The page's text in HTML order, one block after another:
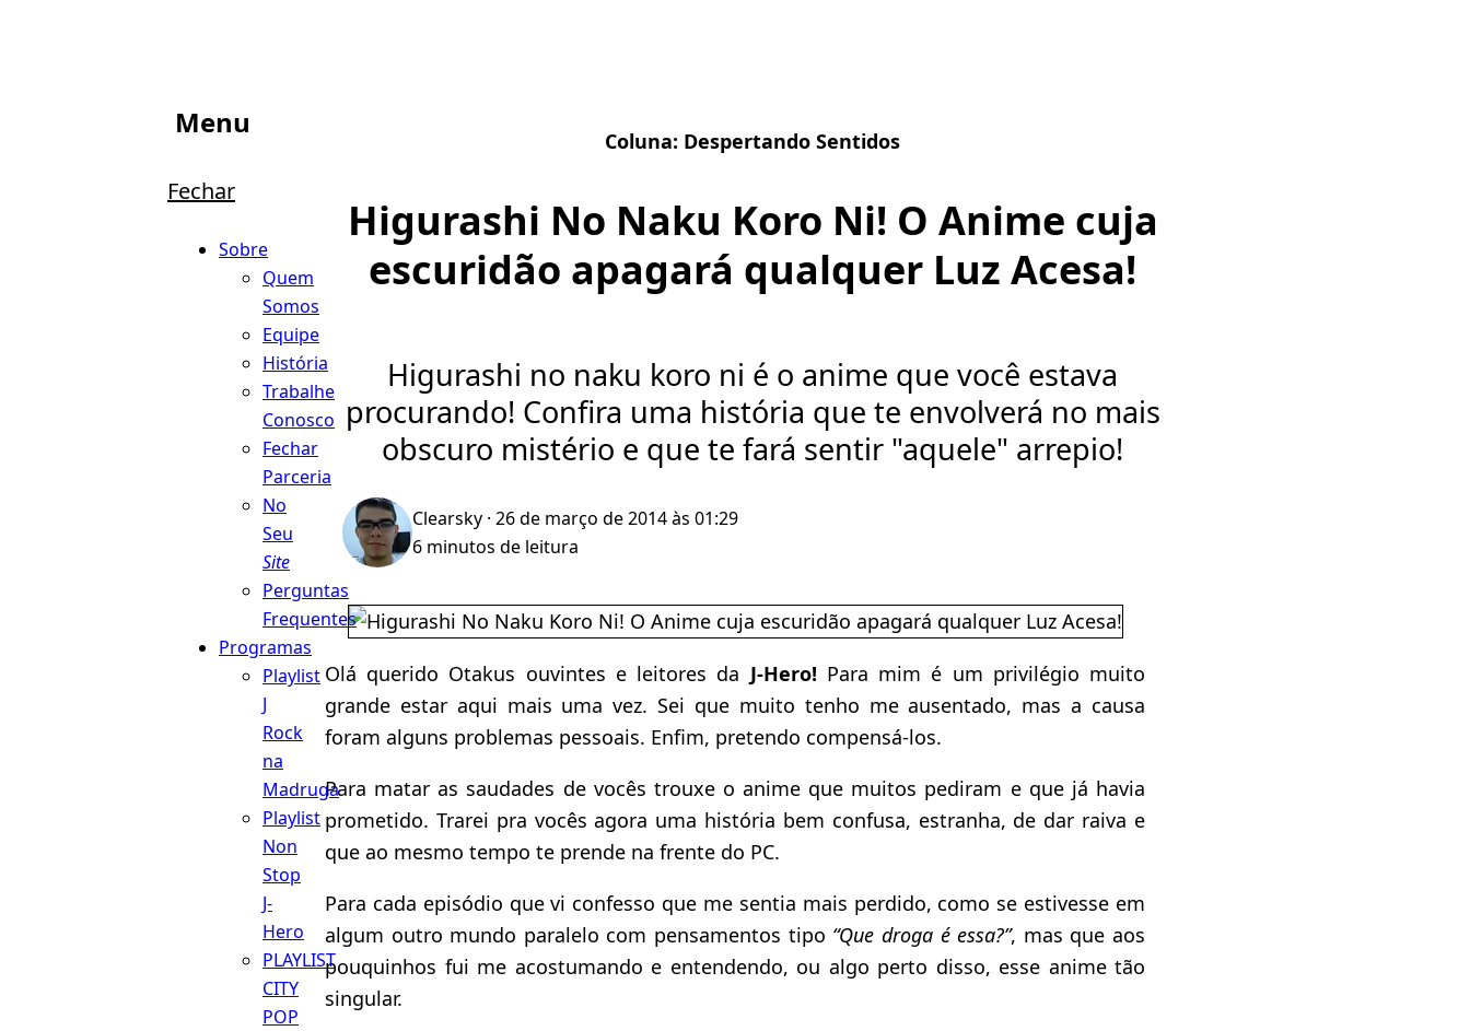
Menu
Fechar
Sobre
Quem
Somos
Equipe
História
Trabalhe
Conosco
Fechar
Parceria
No
Seu
Site
Perguntas
Frequentes
Programas
Playlist
J
Rock
na
Madruga
Playlist
Non
Stop
J-
Hero
PLAYLIST
CITY
POP
Coluna: Despertando Sentidos
Higurashi No Naku Koro Ni! O Anime cuja
escuridão apagará qualquer Luz Acesa!
Higurashi no naku koro ni é o anime que você estava
procurando! Confira uma história que te envolverá no mais
obscuro mistério e que te fará sentir "aquele" arrepio!
Clearsky · 26 de março de 2014 às 01:29
6 minutos de leitura
Olá querido Otakus ouvintes e leitores da J-Hero! Para mim é um privilégio muito
grande estar aqui mais uma vez. Sei que muito tenho me ausentado, mas a causa
foram alguns problemas pessoais. Enfim, pretendo compensá-los.
Para matar as saudades de vocês trouxe o anime que muitos pediram e que já havia
prometido. Trarei pra vocês agora uma história bem confusa, estranha, de dar raiva e
que ao mesmo tempo te prende na frente do PC.
Para cada episódio que vi confesso que me sentia mais perdido, como se estivesse em
algum outro mundo paralelo com pensamentos tipo “Que droga é essa?”, mas que aos
pouquinhos fui me acostumando e entendendo, ou algo perto disso, esse anime tão
singular.